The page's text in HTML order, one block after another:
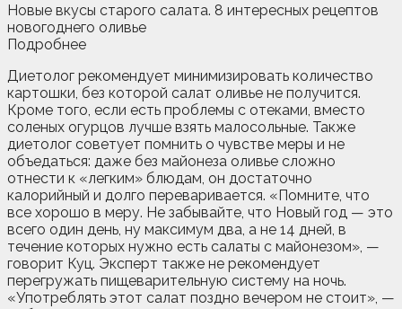
Новые вкусы старого салата. 8 интересных рецептов
новогоднего оливье
Подробнее
Диетолог рекомендует минимизировать количество
картошки, без которой салат оливье не получится.
Кроме того, если есть проблемы с отеками, вместо
соленых огурцов лучше взять малосольные. Также
диетолог советует помнить о чувстве меры и не
объедаться: даже без майонеза оливье сложно
отнести к «легким» блюдам, он достаточно
калорийный и долго переваривается. «Помните, что
все хорошо в меру. Не забывайте, что Новый год — это
всего один день, ну максимум два, а не 14 дней, в
течение которых нужно есть салаты с майонезом», —
говорит Куц. Эксперт также не рекомендует
перегружать пищеварительную систему на ночь.
«Употреблять этот салат поздно вечером не стоит», —